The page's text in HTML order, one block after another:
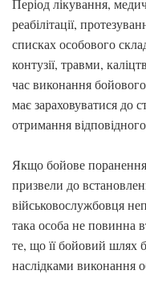
Період лікування,
реабілітації,
списках особового
контузії, травми,
час виконання
має зараховуватися до
отримання
Якщо бойове
призвели до
військовослужбовця
така особа не повинна
те, що її бойовий шлях
наслідками виконання